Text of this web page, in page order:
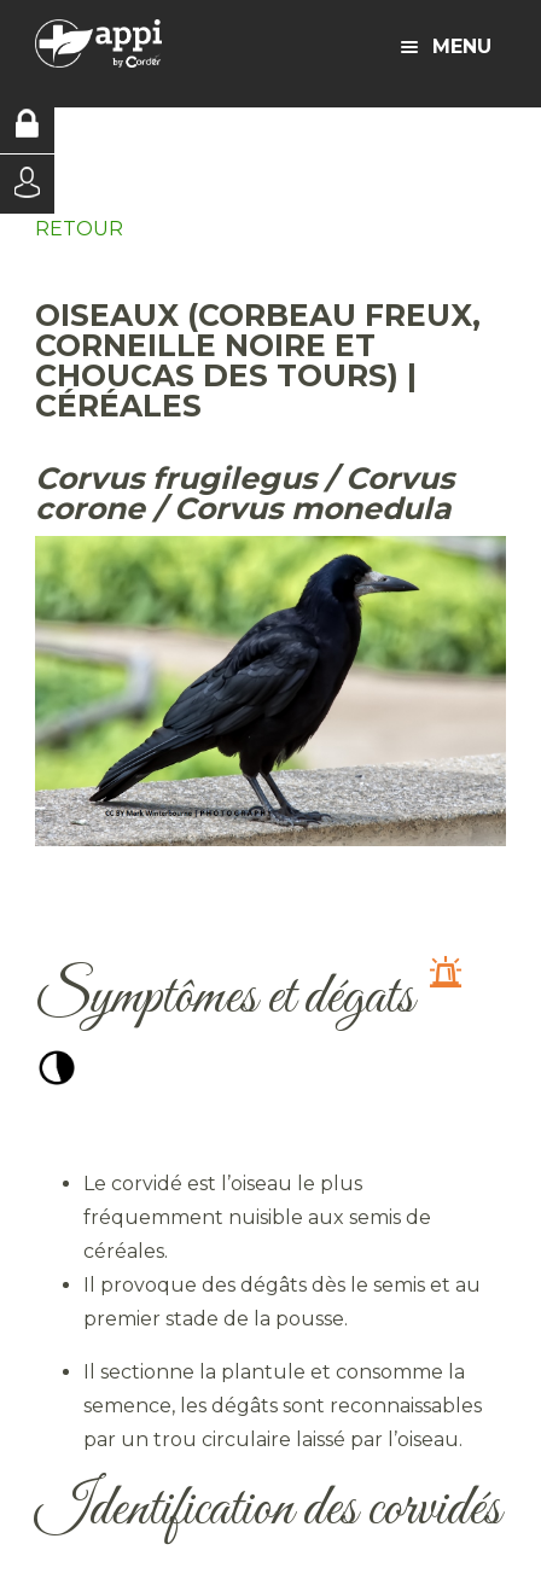
MENU
RETOUR
OISEAUX (CORBEAU FREUX,
CORNEILLE NOIRE ET
CHOUCAS DES TOURS) |
CÉRÉALES
Corvus frugilegus / Corvus
corone / Corvus monedula
Symptômes et dégats
Le corvidé est l’oiseau le plus
fréquemment nuisible aux semis de
céréales.
Il provoque des dégâts dès le semis et au
premier stade de la pousse.
Il sectionne la plantule et consomme la
semence, les dégâts sont reconnaissables
par un trou circulaire laissé par l’oiseau.
Identification des corvidés